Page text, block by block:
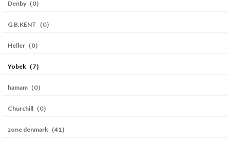
Denby（0）
G.B.KENT（0）
Heller（0）
Yobek（7）
hamam（0）
Churchill（0）
zone denmark（41）